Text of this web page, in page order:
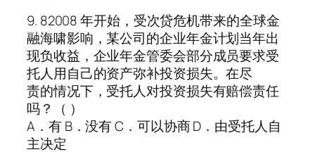
9. 82008 年开始，受次贷危机带来的全球金
融海啸影响，某公司的企业年金计划当年出
现负收益，企业年金管委会部分成员要求受
托人用自己的资产弥补投资损失。在尽
责的情况下，受托人对投资损失有赔偿责任
吗？（ ）
A．有 B．没有 C．可以协商 D．由受托人自
主决定